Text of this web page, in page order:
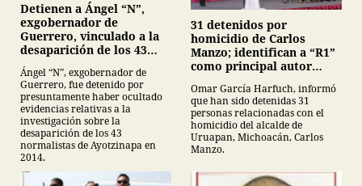
Detienen a Ángel “N”,
exgobernador de
Guerrero, vinculado a la
desaparición de los 43
normalistas de
Ayotzinapa
Ángel “N”, exgobernador de
Guerrero, fue detenido por
presuntamente haber ocultado
evidencias relativas a la
investigación sobre la
desaparición de los 43
normalistas de Ayotzinapa en
2014.
31 detenidos por
homicidio de Carlos
Manzo; identifican a “R1”
como principal autor
Omar García Harfuch, informó
que han sido detenidas 31
personas relacionadas con el
homicidio del alcalde de
Uruapan, Michoacán, Carlos
Manzo.